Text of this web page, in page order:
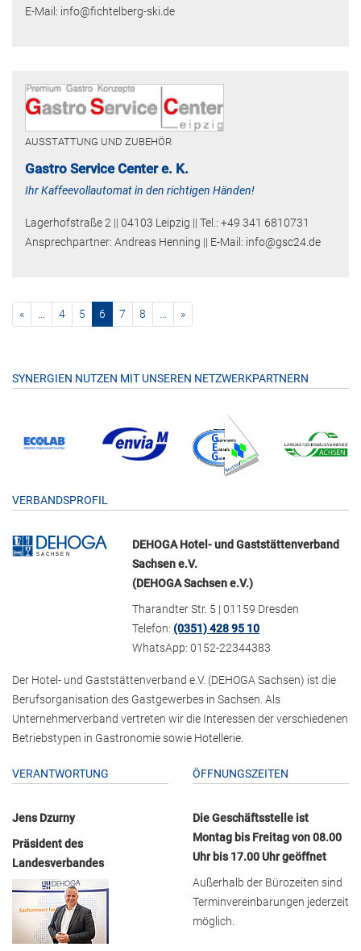
E-Mail: info@fichtelberg-ski.de
AUSSTATTUNG UND ZUBEHÖR
Gastro Service Center e. K.
Ihr Kaffeevollautomat in den richtigen Händen!
Lagerhofstraße 2 || 04103 Leipzig || Tel.: +49 341 6810731
Ansprechpartner: Andreas Henning || E-Mail: info@gsc24.de
«vorherige
4 5 6 (current)
7 8 »nächste
SYNERGIEN NUTZEN MIT UNSEREN NETZWERKPARTNERN
VERBANDSPROFIL
DEHOGA Hotel- und Gaststättenverband
Sachsen e.V.
(DEHOGA Sachsen e.V.)
Tharandter Str. 5 | 01159 Dresden
Telefon:(0351) 428 95 10
WhatsApp: 0152-22344383
Der Hotel- und Gaststättenverband e.V. (DEHOGA Sachsen) ist die
Berufsorganisation des Gastgewerbes in Sachsen. Als
Unternehmerverband vertreten wir die Interessen der verschiedenen
Betriebstypen in Gastronomie sowie Hotellerie.
VERANTWORTUNG
Jens Dzurny
Präsident des
Landesverbandes
ÖFFNUNGSZEITEN
Die Geschäftsstelle ist
Montag bis Freitag von 08.00
Uhr bis 17.00 Uhr geöffnet
Außerhalb der Bürozeiten sind
Terminvereinbarungen jederzeit
möglich.